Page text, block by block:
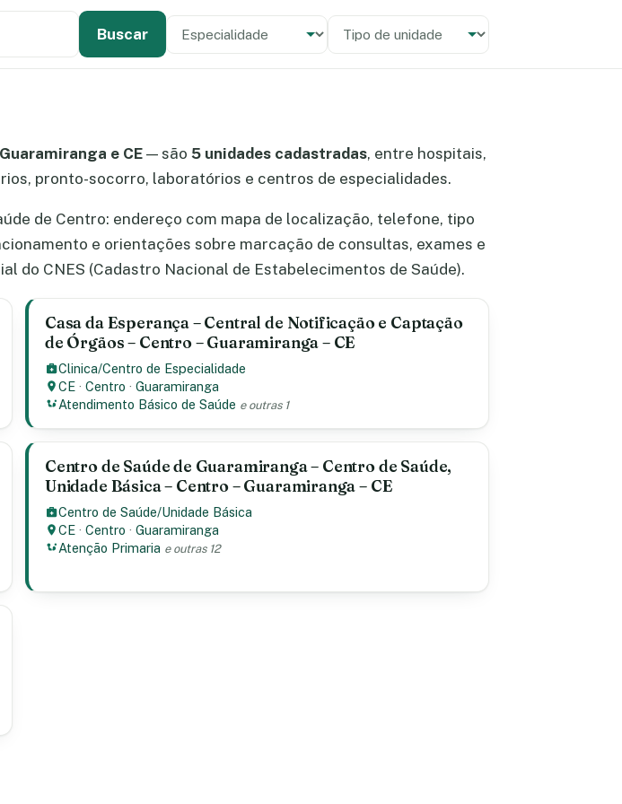
Buscar Especialidade
Tipo de unidade
e CE — são 5 unidades cadastradas, entre hospitais,
pronto-socorro, laboratórios e centros de especialidades.
de Centro: endereço com mapa de localização, telefone, tipo
e orientações sobre marcação de consultas, exames e
do CNES (Cadastro Nacional de Estabelecimentos de Saúde).
Casa da Esperança – Central de Notificação e Captação
de Órgãos – Centro – Guaramiranga – CE
Clinica/Centro de Especialidade
CE ·Centro ·Guaramiranga
Atendimento Básico de Saúde e outras 1
Centro de Saúde de Guaramiranga – Centro de Saúde,
Unidade Básica – Centro – Guaramiranga – CE
Centro de Saúde/Unidade Básica
CE ·Centro ·Guaramiranga
Atenção Primaria e outras 12